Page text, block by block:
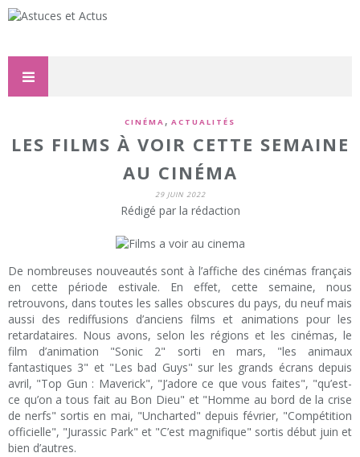
CINÉMA , ACTUALITÉS
LES FILMS À VOIR CETTE SEMAINE
AU CINÉMA
29 JUIN 2022
Rédigé par la rédaction
De nombreuses nouveautés sont à l’affiche des cinémas français
en cette période estivale. En effet, cette semaine, nous
retrouvons, dans toutes les salles obscures du pays, du neuf mais
aussi des rediffusions d’anciens films et animations pour les
retardataires. Nous avons, selon les régions et les cinémas, le
film d’animation "Sonic 2" sorti en mars, "les animaux
fantastiques 3" et "Les bad Guys" sur les grands écrans depuis
avril, "Top Gun : Maverick", "J’adore ce que vous faites", "qu’est-
ce qu’on a tous fait au Bon Dieu" et "Homme au bord de la crise
de nerfs" sortis en mai, "Uncharted" depuis février, "Compétition
officielle", "Jurassic Park" et "C’est magnifique" sortis début juin et
bien d’autres.